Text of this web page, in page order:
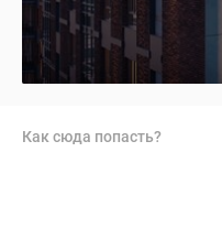
Как сюда попасть?